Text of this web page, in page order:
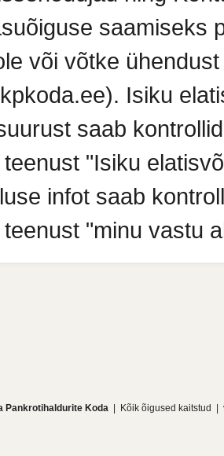
saamiseks
või võtke
Isiku
saab
"Isiku
infot saab
"minu vastu
Pankrotihaldurite Koda | Kõik õigused kaitstud |